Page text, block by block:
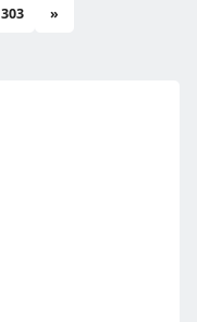
303 »